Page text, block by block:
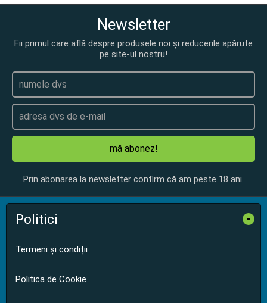
Newsletter
Fii primul care află despre produsele noi și reducerile apărute
pe site-ul nostru!
mă abonez!
Prin abonarea la newsletter confirm că am peste 18 ani.
Politici -
Termeni și condiții
Politica de Cookie